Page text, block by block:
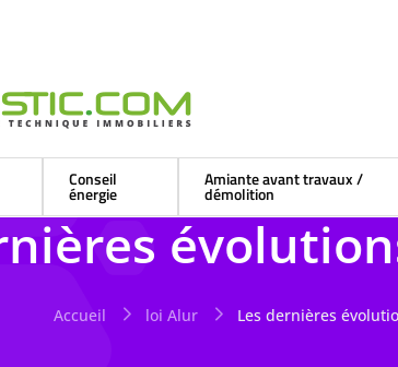
Conseil
énergie
Amiante avant travaux /
démolition
Accueil loi Alur Les dernières